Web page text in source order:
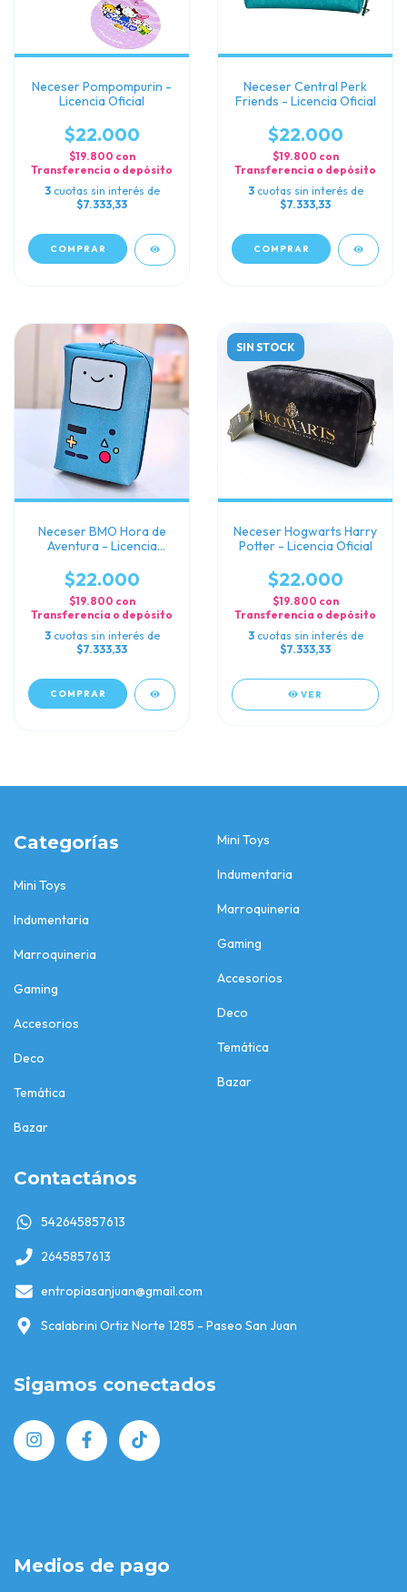
Neceser Pompompurin -
Licencia Oficial
$22.000
$19.800 con
Transferencia o depósito
3 cuotas sin interés de
$7.333,33
Neceser Central Perk
Friends - Licencia Oficial
$22.000
$19.800 con
Transferencia o depósito
3 cuotas sin interés de
$7.333,33
Neceser BMO Hora de
Aventura - Licencia
$22.000
$19.800 con
Transferencia o depósito
3 cuotas sin interés de
$7.333,33
SIN STOCK
Neceser Hogwarts Harry
Potter - Licencia Oficial
$22.000
$19.800 con
Transferencia o depósito
3 cuotas sin interés de
$7.333,33
VER
Categorías
Mini Toys
Indumentaria
Marroquineria
Gaming
Accesorios
Deco
Temática
Bazar
Mini Toys
Indumentaria
Marroquineria
Gaming
Accesorios
Deco
Temática
Bazar
Contactános
542645857613
2645857613
entropiasanjuan@gmail.com
Scalabrini Ortiz Norte 1285 - Paseo San Juan
Sigamos conectados
Medios de pago